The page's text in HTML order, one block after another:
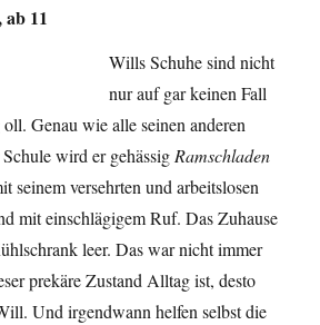
11
Wills Schuhe sind nicht
nur auf gar keinen Fall
Genau wie alle seinen anderen
wird er gehässigRamschladen
seinem versehrten und arbeitslosen
mit einschlägigem Ruf. Das Zuhause
leer. Das war nicht immer
prekäre Zustand Alltag ist, desto
Und irgendwann helfen selbst die